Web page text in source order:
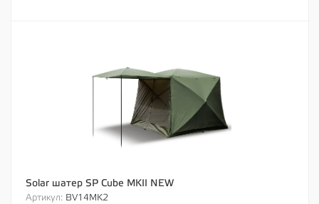
Solar шатер SP Cube MKII NEW
Артикул: BV14MK2